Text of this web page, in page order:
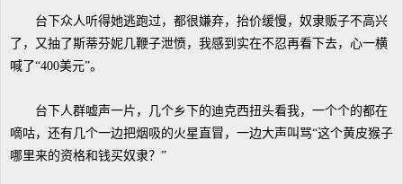
台下众人听得她逃跑过，都很嫌弃，抬价缓慢，奴隶贩子不高兴
了，又抽了斯蒂芬妮几鞭子泄愤，我感到实在不忍再看下去，心一横
喊了“400美元”。
台下人群嘘声一片，几个乡下的迪克西扭头看我，一个个的都在
嘀咕，还有几个一边把烟吸的火星直冒，一边大声叫骂“这个黄皮猴子
哪里来的资格和钱买奴隶？”